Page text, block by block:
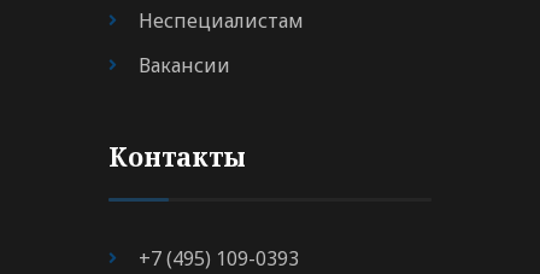
Неспециалистам
Вакансии
Контакты
+7 (495) 109-0393